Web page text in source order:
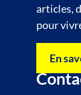
articles,
pour
En